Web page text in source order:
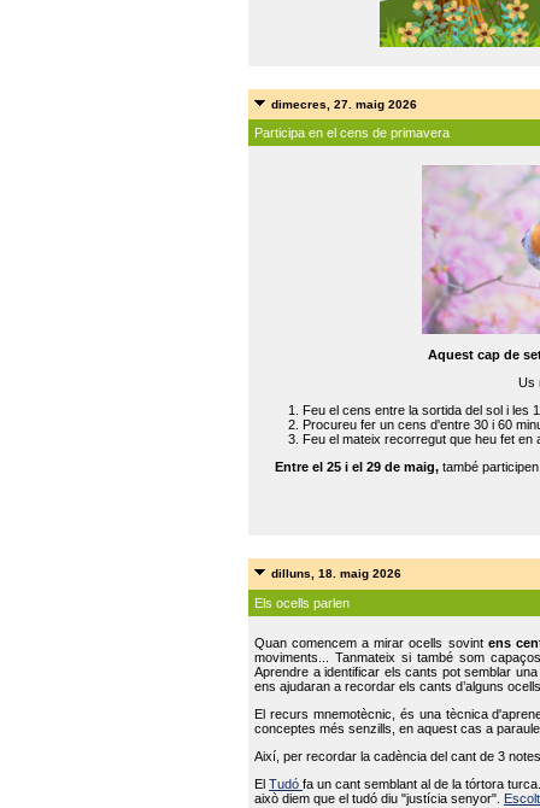
dimecres, 27. maig 2026
Participa en el cens de primavera
Aquest cap de
Us
Feu el cens entre la sortida del sol i les
Procureu fer un cens d'entre 30 i 60
Feu el mateix recorregut que heu fet en
Entre el 25 i el 29 de maig, també
dilluns, 18. maig 2026
Els ocells parlen
Quan comencem a mirar ocells sovint ens
moviments... Tanmateix si també som
Aprendre a identificar els cants pot semblar
ens ajudaran a recordar els cants d’alguns
El recurs mnemotècnic, és una tècnica
conceptes més senzills, en aquest cas a
Així, per recordar la cadència del cant de 3
ElTudófa un cant semblant al de la tórtora
això diem que el tudó diu "justícia senyor".